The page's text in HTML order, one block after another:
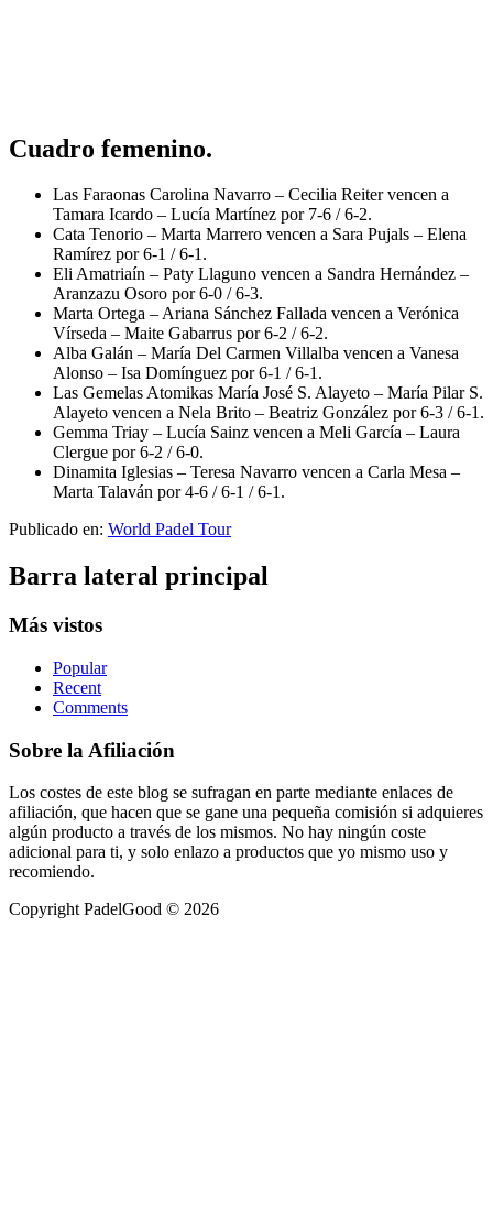
Cuadro femenino.
Las Faraonas Carolina Navarro – Cecilia Reiter vencen a
Tamara Icardo – Lucía Martínez por 7-6 / 6-2.
Cata Tenorio – Marta Marrero vencen a Sara Pujals – Elena
Ramírez por 6-1 / 6-1.
Eli Amatriaín – Paty Llaguno vencen a Sandra Hernández –
Aranzazu Osoro por 6-0 / 6-3.
Marta Ortega – Ariana Sánchez Fallada vencen a Verónica
Vírseda – Maite Gabarrus por 6-2 / 6-2.
Alba Galán – María Del Carmen Villalba vencen a Vanesa
Alonso – Isa Domínguez por 6-1 / 6-1.
Las Gemelas Atomikas María José S. Alayeto – María Pilar S.
Alayeto vencen a Nela Brito – Beatriz González por 6-3 / 6-1.
Gemma Triay – Lucía Sainz vencen a Meli García – Laura
Clergue por 6-2 / 6-0.
Dinamita Iglesias – Teresa Navarro vencen a Carla Mesa –
Marta Talaván por 4-6 / 6-1 / 6-1.
Publicado en: World Padel Tour
Barra lateral principal
Más vistos
Popular
Recent
Comments
Sobre la Afiliación
Los costes de este blog se sufragan en parte mediante enlaces de
afiliación, que hacen que se gane una pequeña comisión si adquieres
algún producto a través de los mismos. No hay ningún coste
adicional para ti, y solo enlazo a productos que yo mismo uso y
recomiendo.
Copyright PadelGood © 2026